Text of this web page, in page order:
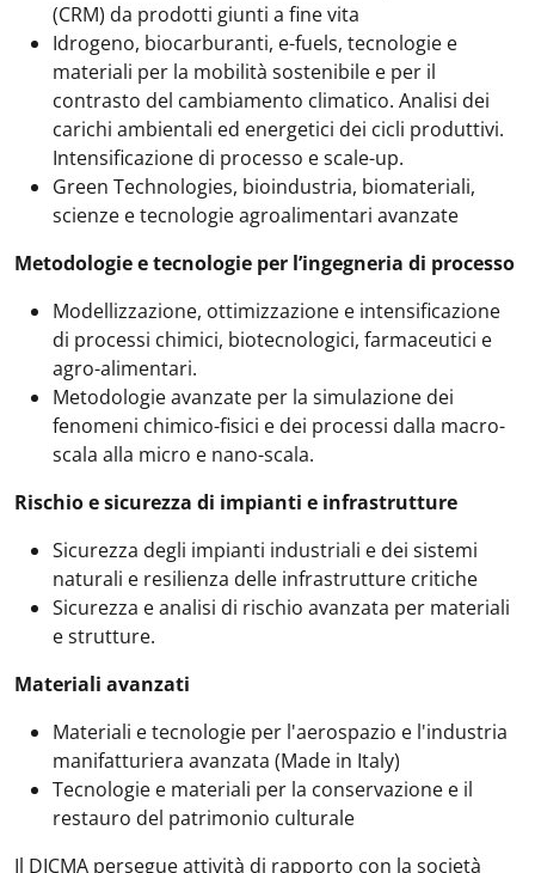
(CRM) da prodotti giunti a fine vita
Idrogeno, biocarburanti, e-fuels, tecnologie e
materiali per la mobilità sostenibile e per il
contrasto del cambiamento climatico. Analisi dei
carichi ambientali ed energetici dei cicli produttivi.
Intensificazione di processo e scale-up.
Green Technologies, bioindustria, biomateriali,
scienze e tecnologie agroalimentari avanzate
Metodologie e tecnologie per l’ingegneria di processo
Modellizzazione, ottimizzazione e intensificazione
di processi chimici, biotecnologici, farmaceutici e
agro-alimentari.
Metodologie avanzate per la simulazione dei
fenomeni chimico-fisici e dei processi dalla macro-
scala alla micro e nano-scala.
Rischio e sicurezza di impianti e infrastrutture
Sicurezza degli impianti industriali e dei sistemi
naturali e resilienza delle infrastrutture critiche
Sicurezza e analisi di rischio avanzata per materiali
e strutture.
Materiali avanzati
Materiali e tecnologie per l'aerospazio e l'industria
manifatturiera avanzata (Made in Italy)
Tecnologie e materiali per la conservazione e il
restauro del patrimonio culturale
Il DICMA persegue attività di rapporto con la società